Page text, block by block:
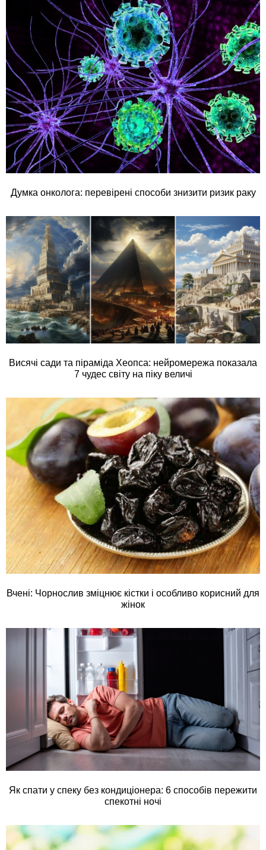
Думка онколога: перевірені способи знизити ризик раку
Висячі сади та піраміда Хеопса: нейромережа показала
7 чудес світу на піку величі
Вчені: Чорнослив зміцнює кістки і особливо корисний для
жінок
Як спати у спеку без кондиціонера: 6 способів пережити
спекотні ночі